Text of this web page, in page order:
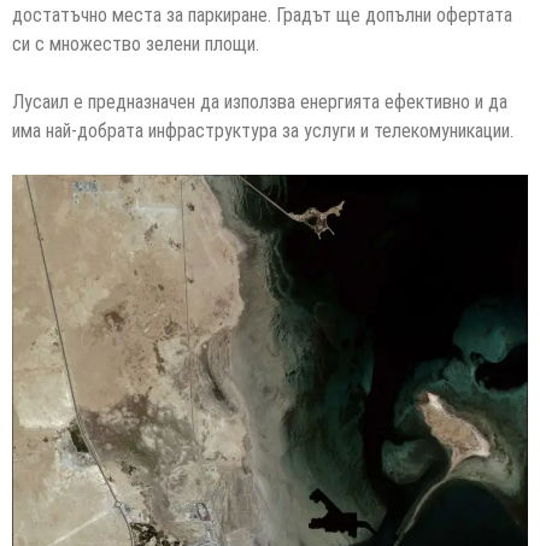
достатъчно места за паркиране. Градът ще допълни офертата
си с множество зелени площи.
Лусаил е предназначен да използва енергията ефективно и да
има най-добрата инфраструктура за услуги и телекомуникации.